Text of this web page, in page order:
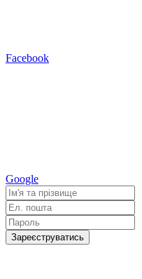
Facebook
Google
Зареєструватись